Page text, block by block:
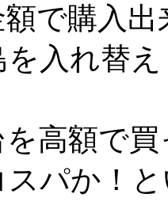
で購入
を入れ替
高額で
パか！